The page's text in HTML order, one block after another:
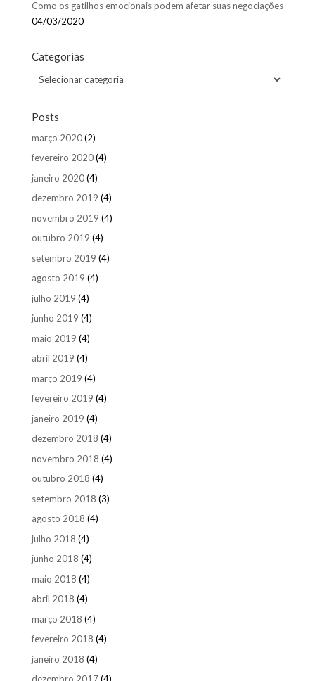
Como os gatilhos emocionais podem afetar suas negociações
04/03/2020
Categorias
Categorias
Posts
março 2020(2)
fevereiro 2020(4)
janeiro 2020(4)
dezembro 2019 (4)
novembro 2019 (4)
outubro 2019 (4)
setembro 2019 (4)
agosto 2019 (4)
julho 2019 (4)
junho 2019 (4)
maio 2019 (4)
abril 2019 (4)
março 2019 (4)
fevereiro 2019 (4)
janeiro 2019 (4)
dezembro 2018 (4)
novembro 2018 (4)
outubro 2018 (4)
setembro 2018 (3)
agosto 2018 (4)
julho 2018 (4)
junho 2018 (4)
maio 2018 (4)
abril 2018 (4)
março 2018 (4)
fevereiro 2018 (4)
janeiro 2018 (4)